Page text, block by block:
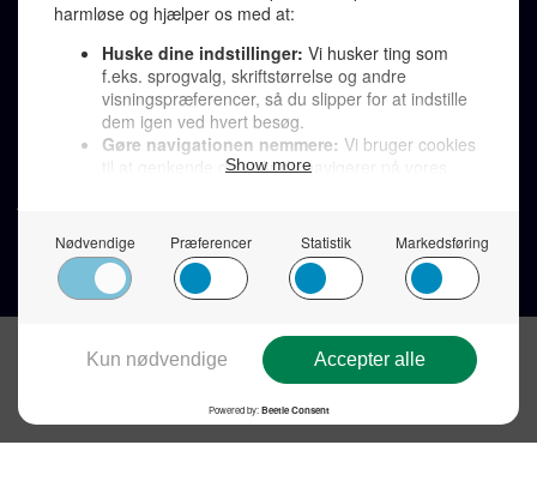
LINKS
Tidligere aviser >
Støt Den Korte Avis >
Send et læserbrev >
Privatlivspolitik >